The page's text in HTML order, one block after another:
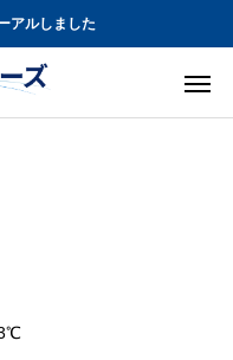
アルしました